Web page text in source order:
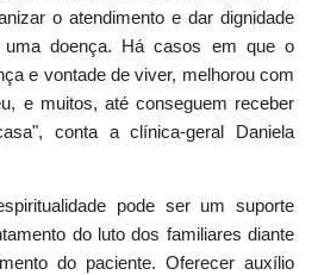
o atendimento e dar dignidade
doença. Há casos em que o
e vontade de viver, melhorou com
e muitos, até conseguem receber
conta a clínica-geral Daniela
pode ser um suporte
do luto dos familiares diante
do paciente. Oferecer auxílio